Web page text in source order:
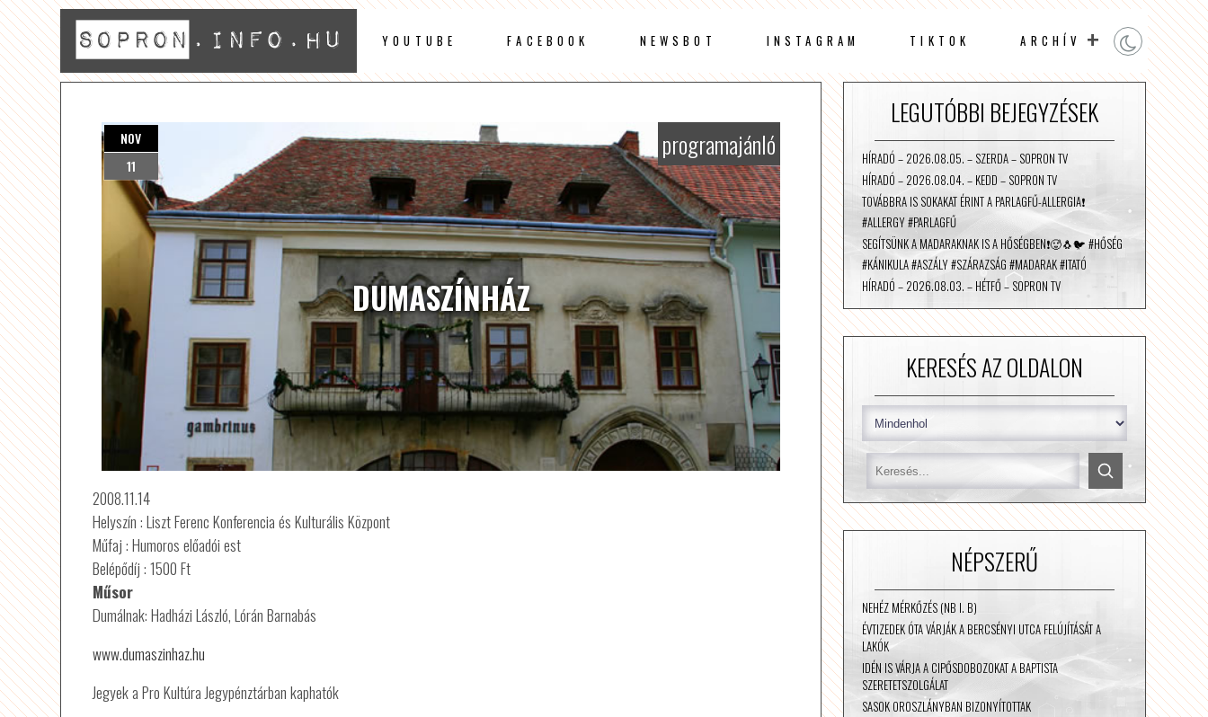
YOUTUBE FACEBOOK NEWSBOT INSTAGRAM TIKTOK ARCHÍV
DUMASZÍNHÁZ
NOV
11
programajánló
2008.11.14
Helyszín : Liszt Ferenc Konferencia és Kulturális Központ
Műfaj : Humoros előadói est
Belépődíj : 1500 Ft
Műsor
Dumálnak: Hadházi László, Lórán Barnabás
www.dumaszinhaz.hu
Jegyek a Pro Kultúra Jegypénztárban kaphatók
LEGUTÓBBI BEJEGYZÉSEK
HÍRADÓ – 2026.08.05. – SZERDA – SOPRON TV
HÍRADÓ – 2026.08.04. – KEDD – SOPRON TV
TOVÁBBRA IS SOKAKAT ÉRINT A PARLAGFŰ-ALLERGIA❗️
#ALLERGY #PARLAGFŰ
SEGÍTSÜNK A MADARAKNAK IS A HŐSÉGBEN❗️🥵🐧🐦 #HŐSÉG
#KÁNIKULA #ASZÁLY #SZÁRAZSÁG #MADARAK #ITATÓ
HÍRADÓ – 2026.08.03. – HÉTFŐ – SOPRON TV
KERESÉS AZ OLDALON
NÉPSZERŰ
NEHÉZ MÉRKŐZÉS (NB I. B)
ÉVTIZEDEK ÓTA VÁRJÁK A BERCSÉNYI UTCA FELÚJÍTÁSÁT A
LAKÓK
IDÉN IS VÁRJA A CIPŐSDOBOZOKAT A BAPTISTA
SZERETETSZOLGÁLAT
SASOK OROSZLÁNYBAN BIZONYÍTOTTAK